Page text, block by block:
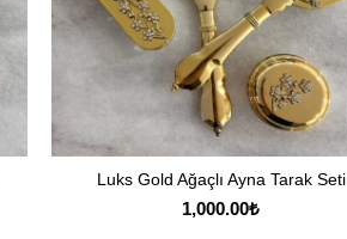
DEVAMINI OKU
Luks Gold Ağaçlı Ayna Tarak Seti
1,000.00₺